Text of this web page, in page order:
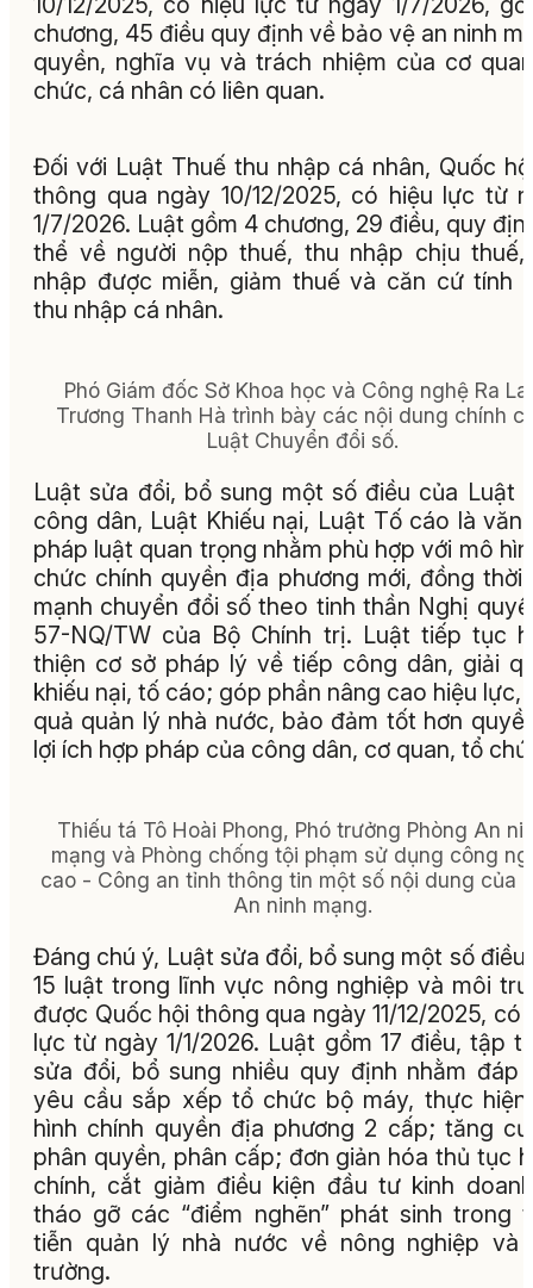
chương, 45 điều quy định về bảo vệ an ninh
quyền, nghĩa vụ và trách nhiệm của cơ
chức, cá nhân có liên quan.
Đối với Luật Thuế thu nhập cá nhân, Quốc
thông qua ngày 10/12/2025, có hiệu lực từ
1/7/2026. Luật gồm 4 chương, 29 điều, quy
thể về người nộp thuế, thu nhập chịu thuế,
nhập được miễn, giảm thuế và căn cứ tính
thu nhập cá nhân.
Phó Giám đốc Sở Khoa học và Công nghệ Ra
Trương Thanh Hà trình bày các nội dung chính
Luật Chuyển đổi số.
Luật sửa đổi, bổ sung một số điều của Luật
công dân, Luật Khiếu nại, Luật Tố cáo là văn
pháp luật quan trọng nhằm phù hợp với mô
chức chính quyền địa phương mới, đồng thời
mạnh chuyển đổi số theo tinh thần Nghị
57-NQ/TW của Bộ Chính trị. Luật tiếp tục
thiện cơ sở pháp lý về tiếp công dân, giải
khiếu nại, tố cáo; góp phần nâng cao hiệu lực,
quả quản lý nhà nước, bảo đảm tốt hơn
lợi ích hợp pháp của công dân, cơ quan, tổ
Thiếu tá Tô Hoài Phong, Phó trưởng Phòng An
mạng và Phòng chống tội phạm sử dụng công
cao - Công an tỉnh thông tin một số nội dung của
An ninh mạng.
Đáng chú ý, Luật sửa đổi, bổ sung một số điều
15 luật trong lĩnh vực nông nghiệp và môi
được Quốc hội thông qua ngày 11/12/2025, có
lực từ ngày 1/1/2026. Luật gồm 17 điều, tập
sửa đổi, bổ sung nhiều quy định nhằm đáp
yêu cầu sắp xếp tổ chức bộ máy, thực
hình chính quyền địa phương 2 cấp; tăng
phân quyền, phân cấp; đơn giản hóa thủ tục
chính, cắt giảm điều kiện đầu tư kinh
tháo gỡ các “điểm nghẽn” phát sinh trong
tiễn quản lý nhà nước về nông nghiệp và
trường.